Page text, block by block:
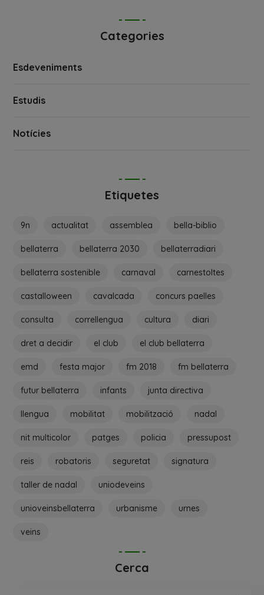
Categories
Esdeveniments
Estudis
Notícies
Etiquetes
9n actualitat assemblea bella-biblio
bellaterra bellaterra 2030 bellaterradiari
bellaterra sostenible carnaval carnestoltes
castalloween cavalcada concurs paelles
consulta correllengua cultura diari
dret a decidir el club el club bellaterra
emd festa major fm 2018 fm bellaterra
futur bellaterra infants junta directiva
llengua mobilitat mobilització nadal
nit multicolor patges policia pressupost
reis robatoris seguretat signatura
taller de nadal uniodeveins
unioveinsbellaterra urbanisme urnes
veins
Cerca